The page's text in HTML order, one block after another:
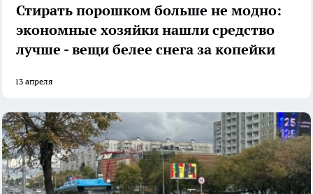
Стирать порошком больше не модно:
экономные хозяйки нашли средство
лучше - вещи белее снега за копейки
13 апреля